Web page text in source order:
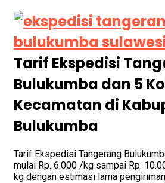
Tarif Ekspedisi
Bulukumba dan 5
Kecamatan di
Bulukumba
Tarif Ekspedisi Tangerang
mulai Rp. 6.000 /kg sampai Rp.
kg dengan estimasi lama